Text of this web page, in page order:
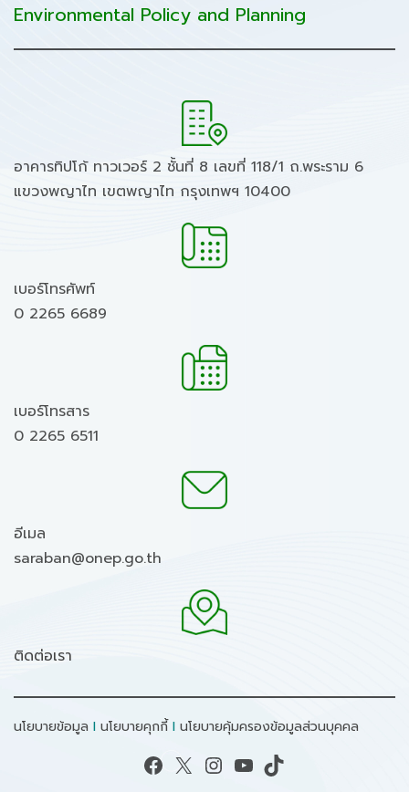
Environmental Policy and Planning
อาคารทิปโก้ ทาวเวอร์ 2 ชั้นที่ 8 เลขที่ 118/1 ถ.พระราม 6
แขวงพญาไท เขตพญาไท กรุงเทพฯ 10400
เบอร์โทรศัพท์
0 2265 6689
เบอร์โทรสาร
0 2265 6511
อีเมล
saraban@onep.go.th
ติดต่อเรา
นโยบายข้อมูล I นโยบายคุกกี้ I นโยบายคุ้มครองข้อมูลส่วนบุคคล
Facebook X Instagram YouTube TikTok